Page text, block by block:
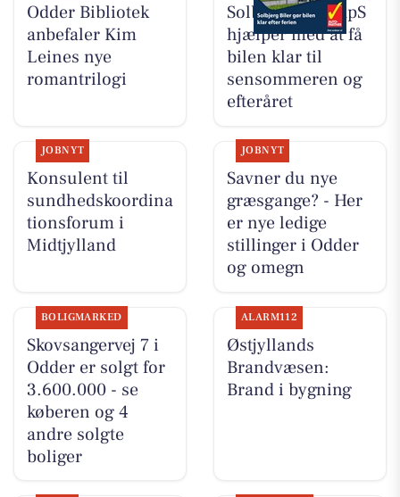
Odder Bibliotek
anbefaler Kim
Leines nye
romantrilogi
Solbjerg Biler ApS
hjælper med at få
bilen klar til
sensommeren og
efteråret
JOBNYT
Konsulent til
sundhedskoordina
tionsforum i
Midtjylland
JOBNYT
Savner du nye
græsgange? - Her
er nye ledige
stillinger i Odder
og omegn
BOLIGMARKED
Skovsangervej 7 i
Odder er solgt for
3.600.000 - se
køberen og 4
andre solgte
boliger
ALARM112
Østjyllands
Brandvæsen:
Brand i bygning